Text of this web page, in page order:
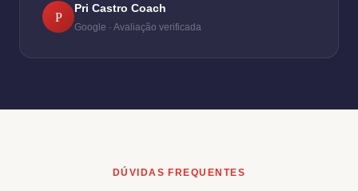
P
Pri Castro Coach
Google · Avaliação verificada
DÚVIDAS FREQUENTES